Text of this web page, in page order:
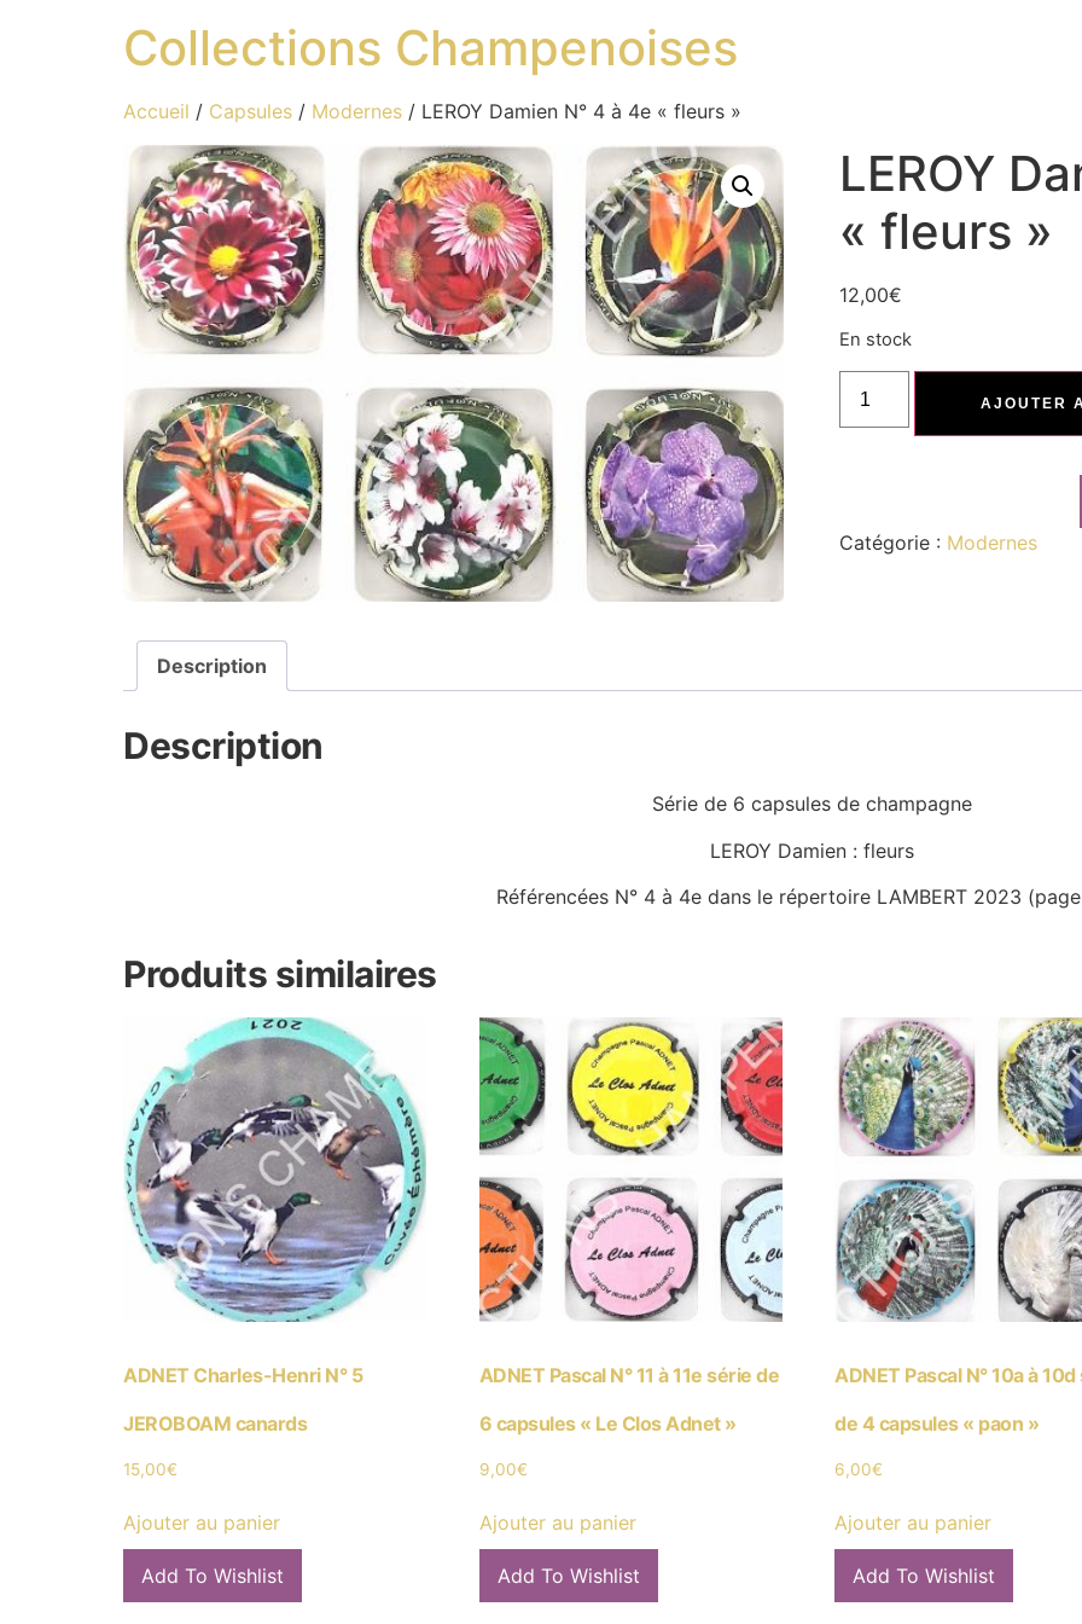
Collections Champenoises
Accueil / Capsules / Modernes / LEROY Damien N° 4 à 4e « fleurs »
LEROY
« fleurs »
12,00€
En stock
AJOUTER
Catégorie : Modernes
Description
Description
Série de 6 capsules de champagne
LEROY Damien : fleurs
Référencées N° 4 à 4e dans le répertoire LAMBERT 2023
Produits similaires
ADNET Charles-Henri N° 5
JEROBOAM canards
15,00€
Ajouter au panier
Add To Wishlist
ADNET Pascal N° 11 à 11e série de
6 capsules « Le Clos Adnet »
9,00€
Ajouter au panier
Add To Wishlist
ADNET Pascal N° 10a à
de 4 capsules « paon »
6,00€
Ajouter au panier
Add To Wishlist